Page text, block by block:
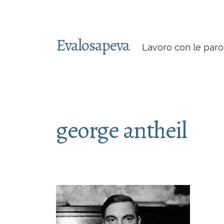
Evalosapeva Lavoro con le
george antheil